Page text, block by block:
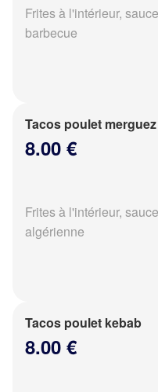
Frites à l'intérieur,
barbecue
Tacos poulet merguez
8.00 €
Frites à l'intérieur,
algérienne
Tacos poulet kebab
8.00 €